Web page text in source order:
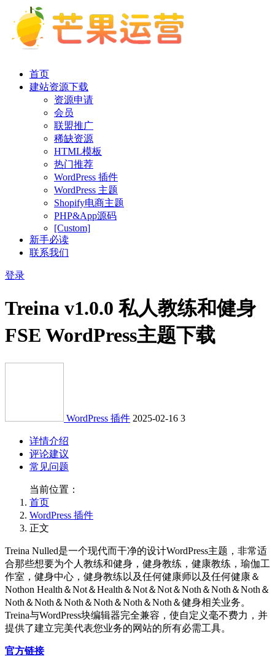
首页
建站资源下载
资源申请
会员
联盟推广
稀缺资源
HTML模板
热门推荐
WordPress 插件
WordPress 主题
Shopify电商主题
PHP&App源码
[Custom]
新手必读
联系我们
登录
Treina v1.0.0 私人教练和健身
FSE WordPress主题下载
WordPress 插件 2025-02-16 3
详情介绍
评论建议
常见问题
当前位置：
首页
WordPress 插件
正文
Treina Nulled是一个现代而干净的设计WordPress主题，非常适
合那些想要为个人教练和健身，健身教练，健康教练，瑜伽工
作室，健身中心，健身教练以及任何健康师以及任何健康＆
Nothon Health＆Not＆Health＆Not＆Not＆Noth＆Noth＆Noth＆
Noth＆Noth＆Noth＆Noth＆Noth＆Noth＆健身相关业务。
Treina与WordPress块编辑器完全兼容，使自定义毫不费力，并
提供了建立完美代表您业务的网站的所有必需工具。
官方链接